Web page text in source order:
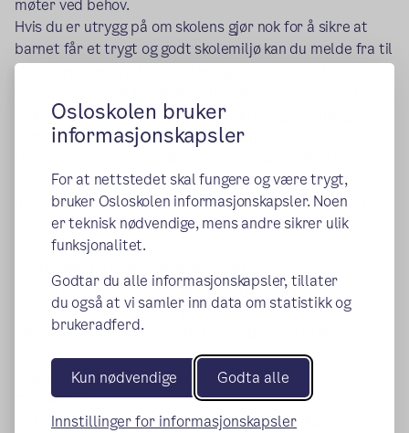
Osloskolen bruker
informasjonskapsler
For at nettstedet skal fungere og være trygt,
bruker Osloskolen informasjonskapsler. Noen
er teknisk nødvendige, mens andre sikrer ulik
funksjonalitet.
Godtar du alle informasjonskapsler, tillater
du også at vi samler inn data om statistikk og
brukeradferd.
Kun nødvendige Godta alle
Innstillinger for informasjonskapsler
møter ved behov.
Hvis du er utrygg på om skolens gjør nok for å sikre at
barnet får et trygt og godt skolemiljø kan du melde fra til
statsforvalter i fylket (opplæringsloven §12-6).
forkant har tatt opp saken med rektor, og det har gått
minst én uke fra saken ble tatt opp med skolen.
det de skal, fattes det et enkeltvedtak som forteller
hva skolen skal gjøre for å sørge for at eleven får et trygt
og godt skolemiljø.
Skolen og de som jobber på skolen kan bli pålagt
straffeansvar ved brudd på delpliktene i
aktivitetsplikten og den skjerpede aktivitetsplikten.
for orden og oppførsel
Osloskolen
Oslo kommune har et egetreglement for ord